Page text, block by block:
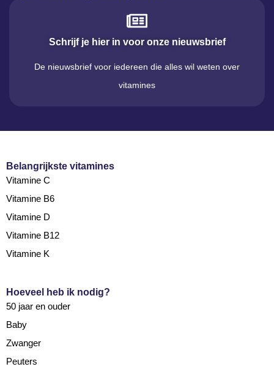
Schrijf je hier in voor onze nieuwsbrief
De nieuwsbrief voor iedereen die alles wil weten over
vitamines
Belangrijkste vitamines
Vitamine C
Vitamine B6
Vitamine D
Vitamine B12
Vitamine K
Hoeveel heb ik nodig?
50 jaar en ouder
Baby
Zwanger
Peuters